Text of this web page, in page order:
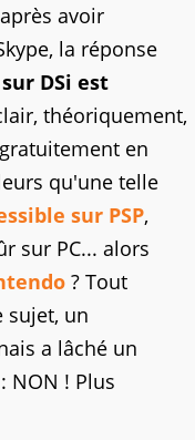
avoir
la réponse
DSi est
théoriquement,
en
qu'une telle
sur PSP,
sur PC... alors
? Tout
sujet, un
a lâché un
NON ! Plus